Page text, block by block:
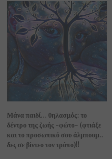
Μάνα παιδί… θηλασμός: το
δέντρο της ζωής -φώτο- (φτιάξε
και το προσωπικό σου άλμπουμ..
δες σε βίντεο τον τρόπο)!!